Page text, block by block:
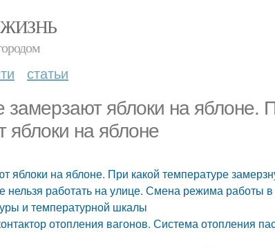
статьи
замерзают яблоки на яблоне.
яблоки на яблоне
яблоки на яблоне. При какой температуре
нельзя работать на улице. Смена режима работы
и температурной шкалы
отопления вагонов. Система отопления